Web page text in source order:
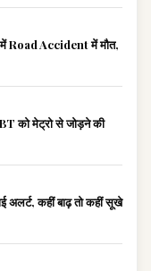
Road Accident में मौत,
को मेट्रो से जोड़ने की
अलर्ट, कहीं बाढ़ तो कहीं सूखे